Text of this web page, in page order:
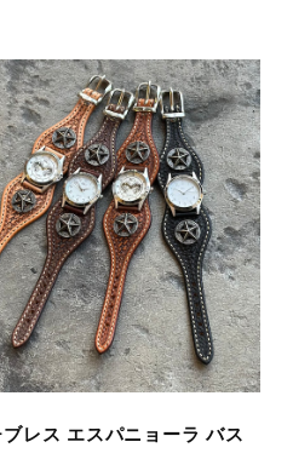
レス エスパニョーラ バス